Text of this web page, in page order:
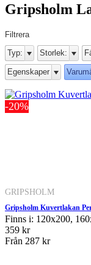
Gripsholm
Filtrera
Typ:
Storlek:
Egenskaper
-20%
GRIPSHOLM
Gripsholm Kuvertlakan
Finns i: 120x200,
359 kr
Från 287 kr